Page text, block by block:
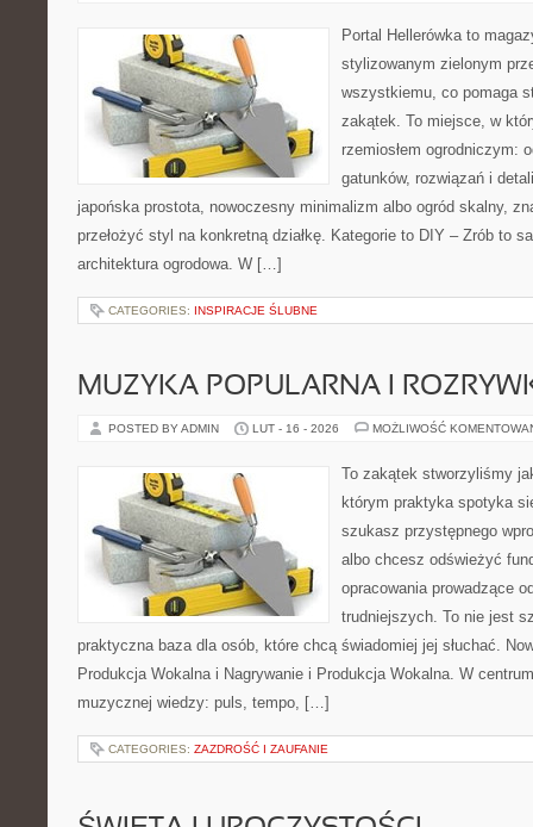
Portal Hellerówka to
stylizowanym zielonym
wszystkiemu, co pomaga
zakątek. To miejsce, w
rzemiosłem ogrodniczym:
gatunków, rozwiązań i
japońska prostota, nowoczesny minimalizm albo ogród skalny,
przełożyć styl na konkretną działkę. Kategorie to DIY – Zrób to
architektura ogrodowa. W […]
CATEGORIES: INSPIRACJE ŚLUBNE
MUZYKA POPULARNA I
POSTED BY ADMIN LUT - 16 - 2026 MOŻLIWOŚĆ
To zakątek stworzyliśmy
którym praktyka spotyka
szukasz przystępnego
albo chcesz odświeżyć
opracowania prowadzące
trudniejszych. To nie jest
praktyczna baza dla osób, które chcą świadomiej jej słuchać.
Produkcja Wokalna i Nagrywanie i Produkcja Wokalna. W
muzycznej wiedzy: puls, tempo, […]
CATEGORIES: ZAZDROŚĆ I ZAUFANIE